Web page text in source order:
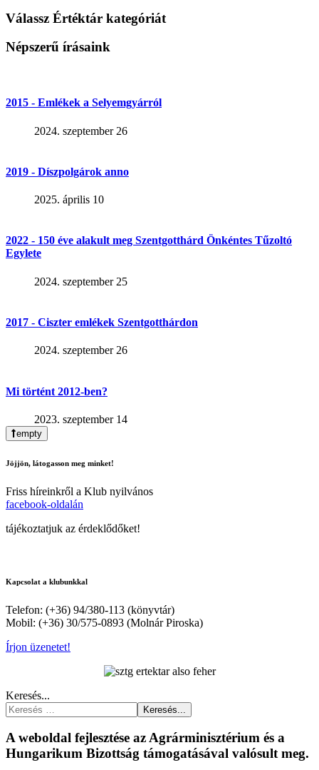
Válassz Értéktár kategóriát
Népszerű írásaink
2015 - Emlékek a Selyemgyárról
2024. szeptember 26
2019 - Díszpolgárok anno
2025. április 10
2022 - 150 éve alakult meg Szentgotthárd Önkéntes Tűzoltó
Egylete
2024. szeptember 25
2017 - Ciszter emlékek Szentgotthárdon
2024. szeptember 26
Mi történt 2012-ben?
2023. szeptember 14
empty
Jöjjön, látogasson meg minket!
Friss híreinkről a Klub nyilvános
facebook-oldalán
tájékoztatjuk az érdeklődőket!
Kapcsolat a klubunkkal
Telefon: (+36) 94/380-113 (könyvtár)
Mobil: (+36) 30/575-0893 (Molnár Piroska)
Írjon üzenetet!
Keresés...
Keresés...
A weboldal fejlesztése az Agrárminisztérium és a
Hungarikum Bizottság támogatásával valósult meg.